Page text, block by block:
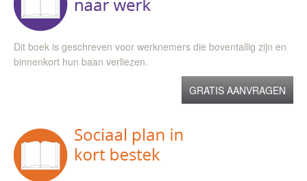
Dit boek is geschreven voor werknemers die boventallig zijn en
binnenkort hun baan verliezen.
GRATIS AANVRAGEN